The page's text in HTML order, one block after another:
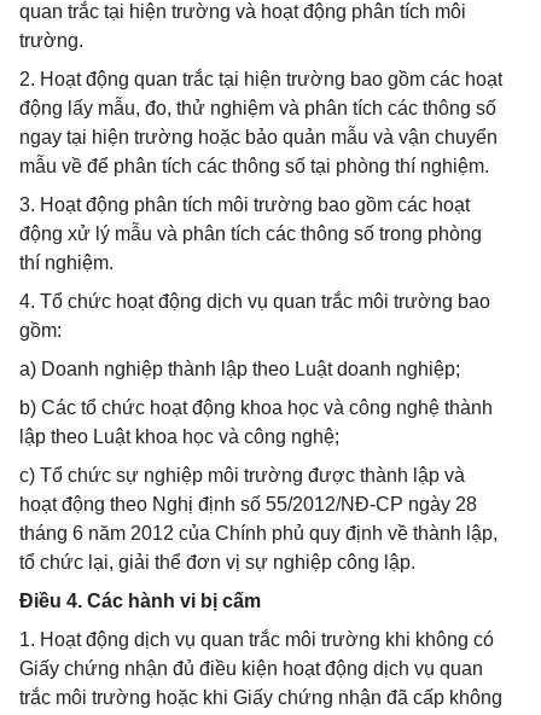
quan trắc tại hiện trường và hoạt động phân tích môi
trường.
2. Hoạt động quan trắc tại hiện trường bao gồm các hoạt
động lấy mẫu, đo, thử nghiệm và phân tích các thông số
ngay tại hiện trường hoặc bảo quản mẫu và vận chuyển
mẫu về để phân tích các thông số tại phòng thí nghiệm.
3. Hoạt động phân tích môi trường bao gồm các hoạt
động xử lý mẫu và phân tích các thông số trong phòng
thí nghiệm.
4. Tổ chức hoạt động dịch vụ quan trắc môi trường bao
gồm:
a) Doanh nghiệp thành lập theo Luật doanh nghiệp;
b) Các tổ chức hoạt động khoa học và công nghệ thành
lập theo Luật khoa học và công nghệ;
c) Tổ chức sự nghiệp môi trường được thành lập và
hoạt động theo Nghị định số 55/2012/NĐ-CP ngày 28
tháng 6 năm 2012 của Chính phủ quy định về thành lập,
tổ chức lại, giải thể đơn vị sự nghiệp công lập.
Điều 4. Các hành vi bị cấm
1. Hoạt động dịch vụ quan trắc môi trường khi không có
Giấy chứng nhận đủ điều kiện hoạt động dịch vụ quan
trắc môi trường hoặc khi Giấy chứng nhận đã cấp không